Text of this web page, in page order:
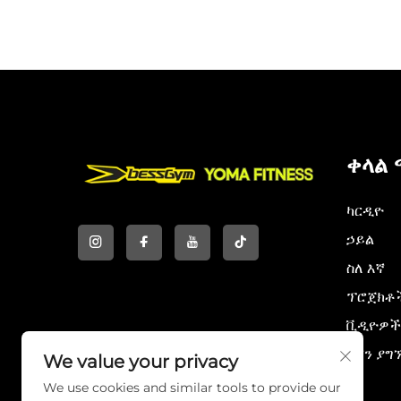
ቀላል
ካርዲዮ
ኃይል
ስለ እኛ
ቪዲዮዎች
እኛን
We value your privacy
We use cookies and similar tools to provide our